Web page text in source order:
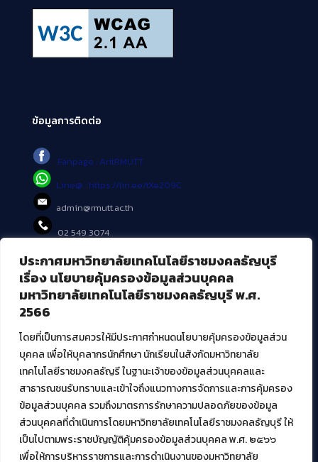
ประกาศมหาวิทยาลัยเทคโนโลยีราชมงคลธัญบุรี
เรื่อง นโยบายคุ้มครองข้อมูลส่วนบุคคล
มหาวิทยาลัยเทคโนโลยีราชมงคลธัญบุรี พ.ศ.
2566
โดยที่เป็นการสมควรให้มีประกาศกำหนดนโยบายคุ้มครองข้อมูลส่วน
บุคคล เพื่อให้บุคลากรนักศึกษา นักเรียนในสังกัดมหาวิทยาลัย
เทคโนโลยีราชมงคลธัญรี ในฐานะเจ้าของข้อมูลส่วนบุคคลและ
สาธารณชนรับทราบและเข้าใจถึงแนวทางการจัดการและการคุ้มครอง
ข้อมูลส่วนบุคคล รวมถึงมาตรการรักษาความปลอดภัยของข้อมูล
ส่วนบุคคลที่ดำเนินการโดยมหาวิทยาลัยเทคโนโลยีราชมงคลธัญบุรี ให้
เป็นไปตามพระราชบัญญัติคุ้มครองข้อมูลส่วนบุคคล พ.ศ. ๒๕๖๖
เพื่อให้การบริหารราชการและการดำเนินงานของมหาวิทยาลัย
ข้อมูลการติดต่อ
Fanpage : AritRMUTT
Line@ : https://lin.ee/tXe209C
admin@rmutt.ac.th
02 549 3074
บริการอื่นๆ ของ สวส.
ศูนย์สื่อดิจิทัล
ศูนย์นวัตกรรมและความรู้
สมัยใหม่ (MoSeC)
งานบริการวิชาการให้กับหน่วยงานภายนอก
โครงการส่งเสริมและพัฒนาผู้ประกอบการ SME โดย. มทร.ธัญบุรี
กิจกรรมการเชื่อมโยงเครือข่ายผู้ให้บริการเครื่องจักรกลทางการ
เกษตร ภายใต้โครงการส่งเสริมการรแปรรูปสินค้าเกษตรระดับชุมชน